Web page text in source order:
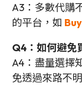
A3：多數代購
的平台，如
Q4：如何避免
A4：盡量選擇
免透過來路不